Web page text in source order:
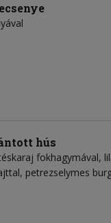
hús
fokhagymával,
petrezselymes